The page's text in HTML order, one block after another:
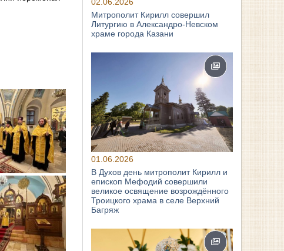
Митрополит Кирилл совершил
Литургию в Александро-Невском
храме города Казани
01.06.2026
В Духов день митрополит Кирилл и
епископ Мефодий совершили
великое освящение возрождённого
Троицкого храма в селе Верхний
Багряж